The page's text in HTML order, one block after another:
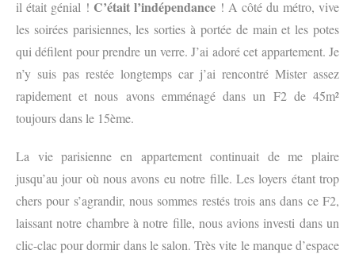
il était génial ! C’était l’indépendance ! A côté du métro, vive
les soirées parisiennes, les sorties à portée de main et les potes
qui défilent pour prendre un verre. J’ai adoré cet appartement. Je
n’y suis pas restée longtemps car j’ai rencontré Mister assez
rapidement et nous avons emménagé dans un F2 de 45m²
toujours dans le 15ème.
La vie parisienne en appartement continuait de me plaire
jusqu’au jour où nous avons eu notre fille. Les loyers étant trop
chers pour s’agrandir, nous sommes restés trois ans dans ce F2,
laissant notre chambre à notre fille, nous avions investi dans un
clic-clac pour dormir dans le salon. Très vite le manque d’espace